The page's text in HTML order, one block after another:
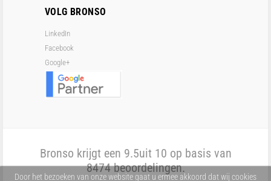
VOLG BRONSO
LinkedIn
Facebook
Google+
Bronso krijgt een 9.5uit 10 op basis van
8474beoordelingen.
Door het bezoeken van onze website gaat u ermee akkoord dat wij cookies